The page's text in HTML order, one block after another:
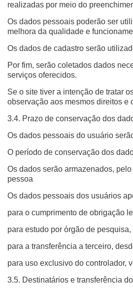
realizadas por meio do
Os dados pessoais poderão ser
melhora da qualidade e
Os dados de cadastro serão
Por fim, serão coletados dados
serviços oferecidos.
Se o site tiver a intenção de tratar
observação aos mesmos direitos e
3.4. Prazo de conservação dos
Os dados pessoais do usuário
O período de conservação dos
Os dados serão armazenados,
pessoa
Os dados pessoais dos usuários
para o cumprimento de obrigação
para estudo por órgão de
para a transferência a terceiro,
para uso exclusivo do controlador,
3.5. Destinatários e transferência